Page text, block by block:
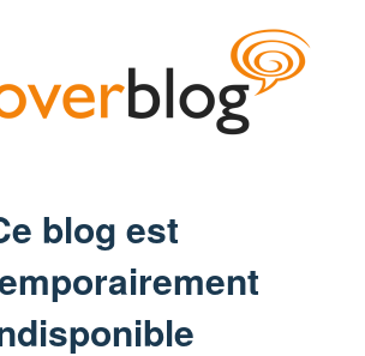
blog est